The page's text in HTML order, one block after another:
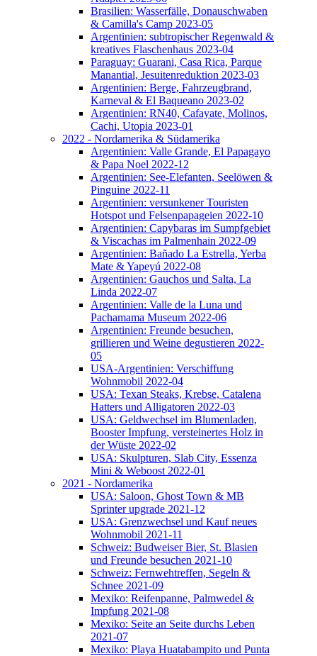
Brasilien: Wasserfälle, Donauschwaben
& Camilla's Camp 2023-05
Argentinien: subtropischer Regenwald &
kreatives Flaschenhaus 2023-04
Paraguay: Guarani, Casa Rica, Parque
Manantial, Jesuitenreduktion 2023-03
Argentinien: Berge, Fahrzeugbrand,
Karneval & El Baqueano 2023-02
Argentinien: RN40, Cafayate, Molinos,
Cachi, Utopia 2023-01
2022 - Nordamerika & Südamerika
Argentinien: Valle Grande, El Papagayo
& Papa Noel 2022-12
Argentinien: See-Elefanten, Seelöwen &
Pinguine 2022-11
Argentinien: versunkener Touristen
Hotspot und Felsenpapageien 2022-10
Argentinien: Capybaras im Sumpfgebiet
& Viscachas im Palmenhain 2022-09
Argentinien: Bañado La Estrella, Yerba
Mate & Yapeyú 2022-08
Argentinien: Gauchos und Salta, La
Linda 2022-07
Argentinien: Valle de la Luna und
Pachamama Museum 2022-06
Argentinien: Freunde besuchen,
grillieren und Weine degustieren 2022-
05
USA-Argentinien: Verschiffung
Wohnmobil 2022-04
USA: Texan Steaks, Krebse, Catalena
Hatters und Alligatoren 2022-03
USA: Geldwechsel im Blumenladen,
Booster Impfung, versteinertes Holz in
der Wüste 2022-02
USA: Skulpturen, Slab City, Essenza
Mini & Weboost 2022-01
2021 - Nordamerika
USA: Saloon, Ghost Town & MB
Sprinter upgrade 2021-12
USA: Grenzwechsel und Kauf neues
Wohnmobil 2021-11
Schweiz: Budweiser Bier, St. Blasien
und Freunde besuchen 2021-10
Schweiz: Fernwehtreffen, Segeln &
Schnee 2021-09
Mexiko: Reifenpanne, Palmwedel &
Impfung 2021-08
Mexiko: Seite an Seite durchs Leben
2021-07
Mexiko: Playa Huatabampito und Punta